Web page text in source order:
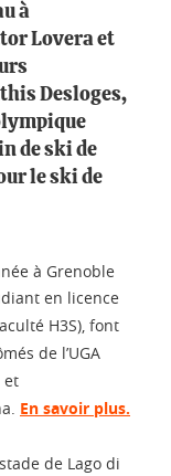
à
Lovera et
Desloges,
de ski de
le ski de
à Grenoble
en licence
H3S), font
de l’UGA
et
En savoir plus.
de Lago di